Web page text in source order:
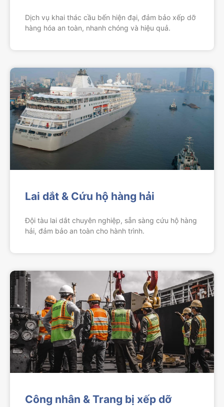
Dịch vụ khai thác cầu bến hiện đại, đảm bảo xếp dỡ
hàng hóa an toàn, nhanh chóng và hiệu quả.
Lai dắt & Cứu hộ hàng hải
Đội tàu lai dắt chuyên nghiệp, sẵn sàng cứu hộ hàng
hải, đảm bảo an toàn cho hành trình.
Công nhân & Trang bị xếp dỡ